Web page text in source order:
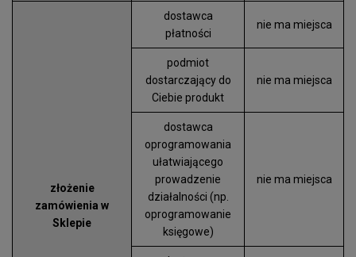
złożenie
zamówienia w
Sklepie
dostawca
płatności
nie ma miejsca
podmiot
dostarczający do
Ciebie produkt
nie ma miejsca
dostawca
oprogramowania
ułatwiającego
prowadzenie
działalności (np.
oprogramowanie
księgowe)
nie ma miejsca